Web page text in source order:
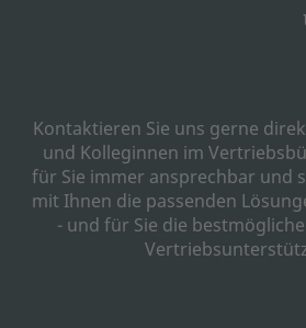
Kontaktieren Sie uns gerne
und Kolleginnen im
für Sie immer ansprechbar und
mit Ihnen die passenden
- und für Sie die